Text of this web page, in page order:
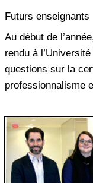
Futurs enseignants
Au début de
rendu à
questions sur la
professionnalisme